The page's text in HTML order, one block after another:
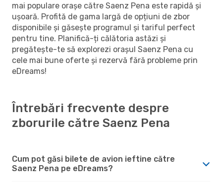
mai populare orașe către Saenz Pena este rapidă și
ușoară. Profită de gama largă de opțiuni de zbor
disponibile și găsește programul și tariful perfect
pentru tine. Planifică-ți călătoria astăzi și
pregătește-te să explorezi orașul Saenz Pena cu
cele mai bune oferte și rezervă fără probleme prin
eDreams!
Întrebări frecvente despre
zborurile către Saenz Pena
Cum pot găsi bilete de avion ieftine către
Saenz Pena pe eDreams?